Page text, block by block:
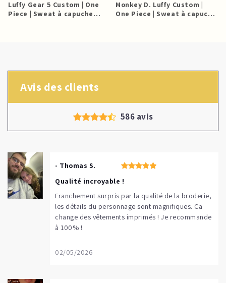
Luffy Gear 5 Custom | One
Piece | Sweat à capuche
Monkey D. Luffy Custom |
One Piece | Sweat à capuche
Avis des clients
586 avis
- Thomas S.
Qualité incroyable !
Franchement surpris par la qualité de la broderie,
les détails du personnage sont magnifiques. Ça
change des vêtements imprimés ! Je recommande
à 100% !
02/05/2026